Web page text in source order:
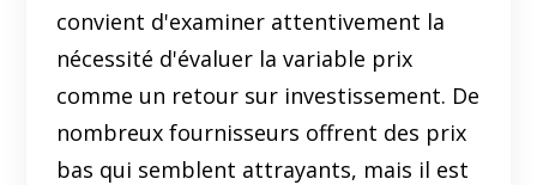
convient d'examiner attentivement la
nécessité d'évaluer la variable prix
comme un retour sur investissement. De
nombreux fournisseurs offrent des prix
bas qui semblent attrayants, mais il est